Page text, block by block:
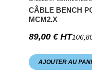
CÂBLE BENCH
MCM2.X
89,00 €HT
AJOUTER AU